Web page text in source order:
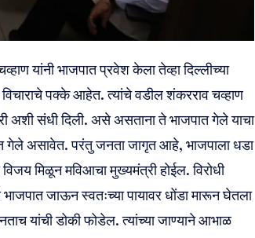
यांनी भाजपात प्रवेश केला तेव्हा दिल्लीच्या
पक्के आहेत. त्यांचे वडील शंकरराव चव्हाण
अशी संधी दिली. असे असताना ते भाजपात गेले याचा
गेले असावेत. परंतु जनता जागृत आहे, भाजपाला धडा
मिळून मविआचा मुख्यमंत्री होईल. विरोधी
जाऊन स्वतःच्या पायावर धोंडा मारून घेतला
यांची डोकी फोडेल. त्यांच्या जाण्याने आभाळ